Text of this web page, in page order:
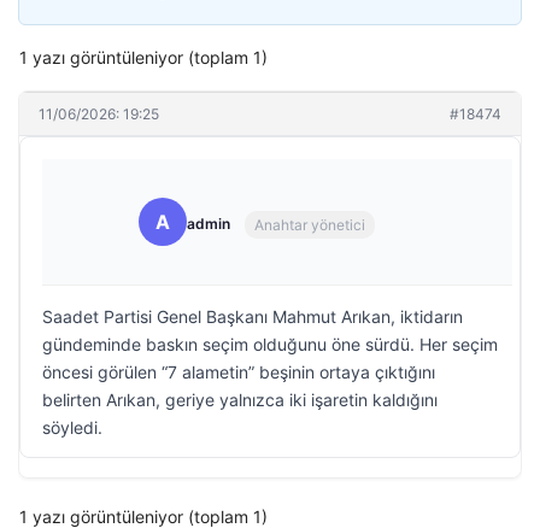
1 yazı görüntüleniyor (toplam 1)
11/06/2026: 19:25 #18474
A admin Anahtar yönetici
Saadet Partisi Genel Başkanı Mahmut Arıkan, iktidarın
gündeminde baskın seçim olduğunu öne sürdü. Her seçim
öncesi görülen “7 alametin” beşinin ortaya çıktığını
belirten Arıkan, geriye yalnızca iki işaretin kaldığını
söyledi.
1 yazı görüntüleniyor (toplam 1)